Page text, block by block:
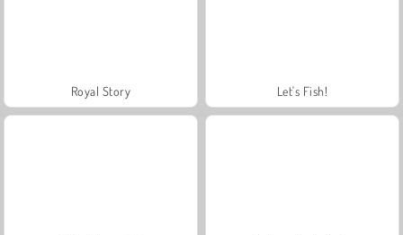
Royal Story Let's Fish!